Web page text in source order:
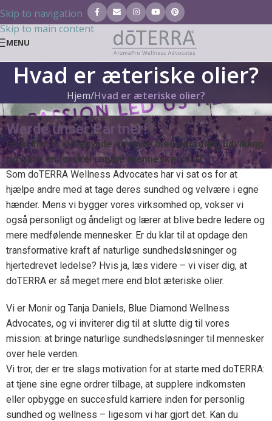
Skip to navigation
Skip to main content
MENU
Hvad er æteriske olier?
Hjem/Hvad er æteriske olier?
Werde unser Partner!
Er du klar til at begynde en rejse med personlig udvikling
og gøre en forskel i andre menneskers liv?
Som doTERRA Wellness Advocates har vi sat os for at
hjælpe andre med at tage deres sundhed og velvære i egne
hænder. Mens vi bygger vores virksomhed op, vokser vi
også personligt og åndeligt og lærer at blive bedre ledere og
mere medfølende mennesker. Er du klar til at opdage den
transformative kraft af naturlige sundhedsløsninger og
hjertedrevet ledelse? Hvis ja, læs videre – vi viser dig, at
doTERRA er så meget mere end blot æteriske olier.
Vi er Monir og Tanja Daniels, Blue Diamond Wellness
Advocates, og vi inviterer dig til at slutte dig til vores
mission: at bringe naturlige sundhedsløsninger til mennesker
over hele verden.
Vi tror, der er tre slags motivation for at starte med doTERRA:
at tjene sine egne ordrer tilbage, at supplere indkomsten
eller opbygge en succesfuld karriere inden for personlig
sundhed og wellness – ligesom vi har gjort det. Kan du